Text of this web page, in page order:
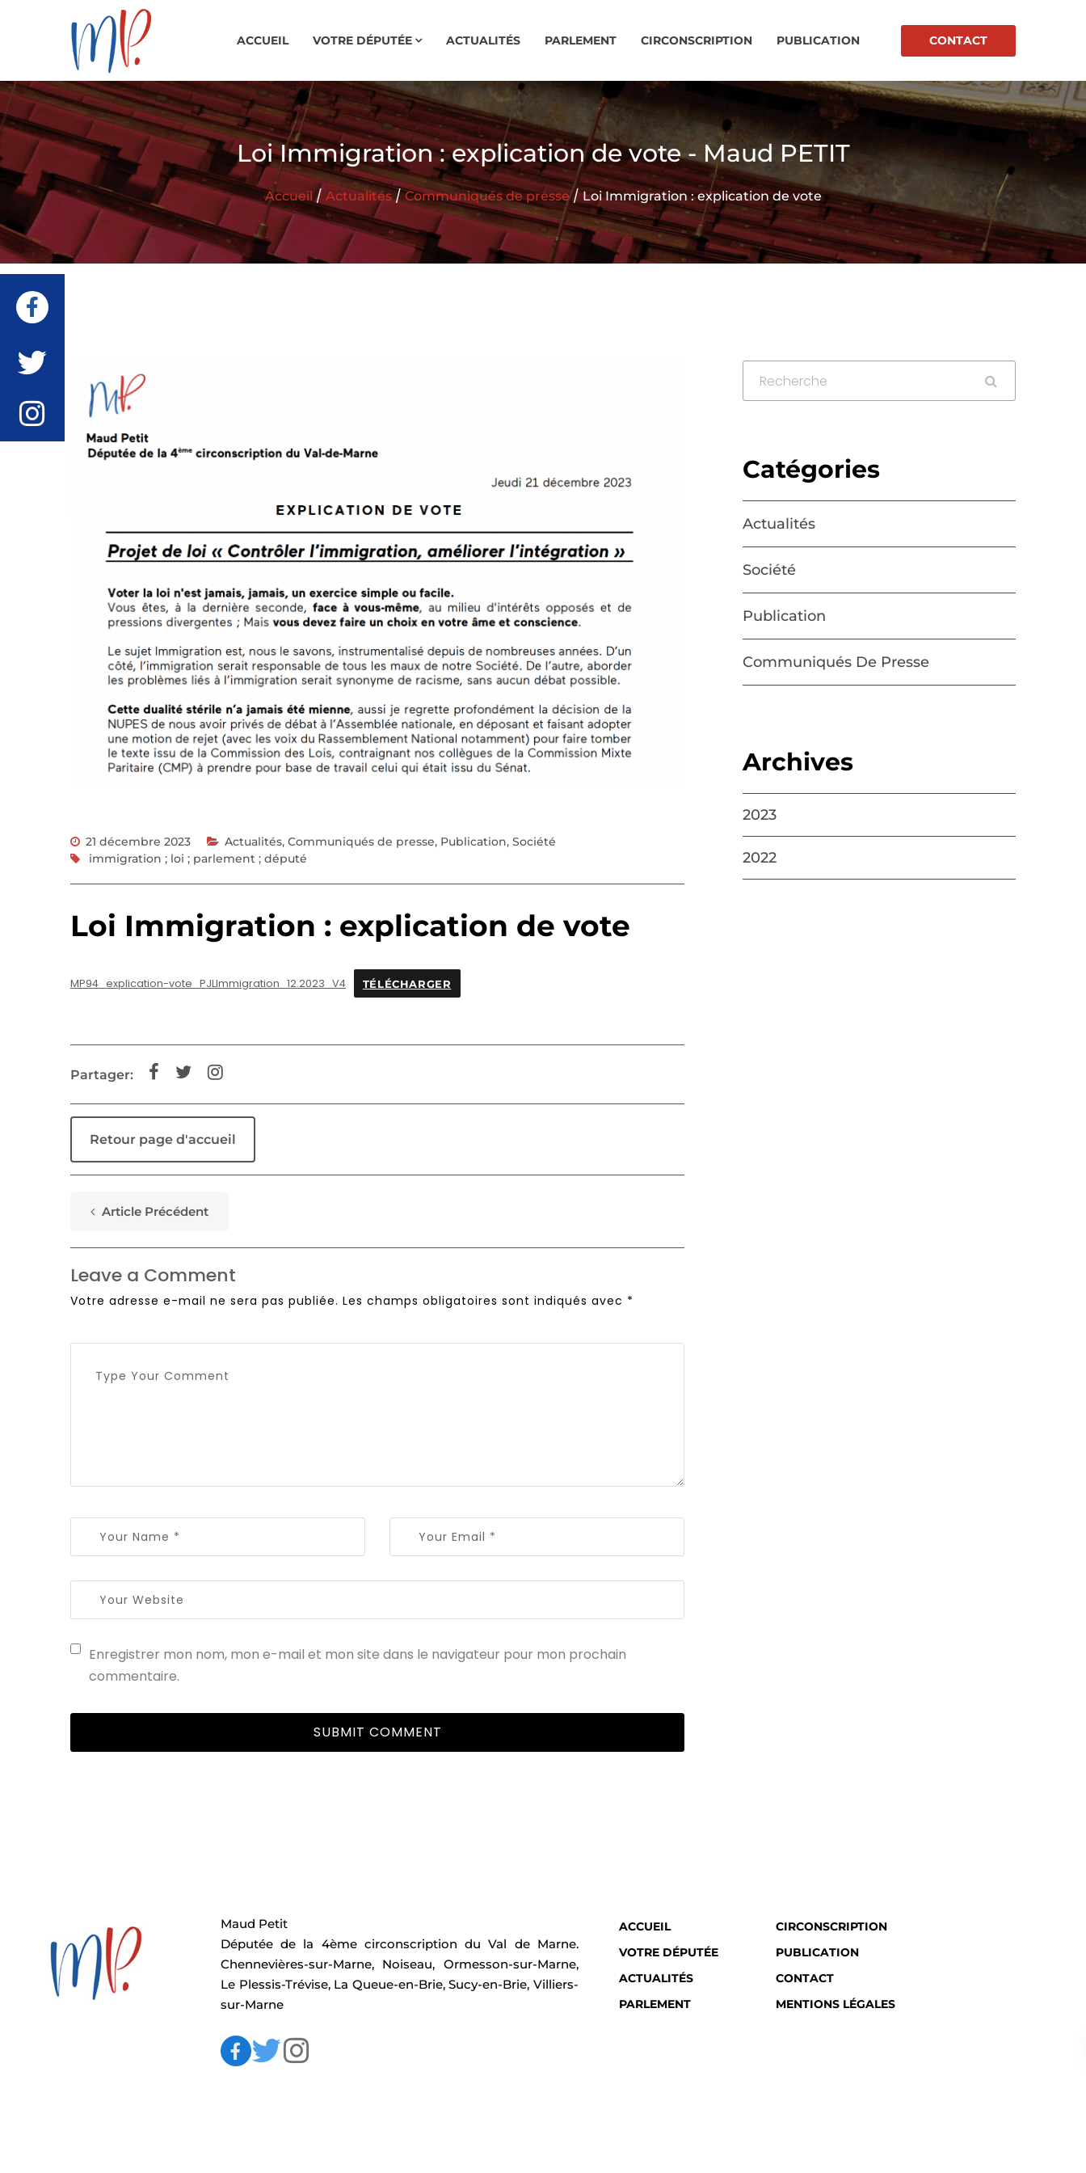
ACCUEIL VOTRE DÉPUTÉE ACTUALITÉS PARLEMENT CIRCONSCRIPTION PUBLICATION CONTACT
Loi Immigration : explication de vote - Maud PETIT
Accueil / Actualités/Communiqués de presse/Loi Immigration : explication de vote
21 décembre 2023 Actualités, Communiqués de presse, Publication, Société
immigration ; loi ; parlement ; député
Loi Immigration : explication de vote
MP94_explication-vote_PJLImmigration_12.2023_V4 TÉLÉCHARGER
Partager:
Retour page d'accueil
Article Précédent
Leave a Comment
Votre adresse e-mail ne sera pas publiée. Les champs obligatoires sont indiqués avec *
Enregistrer mon nom, mon e-mail et mon site dans le navigateur pour mon prochain
commentaire.
Catégories
Actualités
Société
Publication
Communiqués De Presse
Archives
2023
2022
Maud Petit
Députée de la 4ème circonscription du Val de Marne.
Chennevières-sur-Marne, Noiseau, Ormesson-sur-Marne,
Le Plessis-Trévise, La Queue-en-Brie, Sucy-en-Brie, Villiers-
sur-Marne
ACCUEIL
VOTRE DÉPUTÉE
ACTUALITÉS
PARLEMENT
CIRCONSCRIPTION
PUBLICATION
CONTACT
MENTIONS LÉGALES